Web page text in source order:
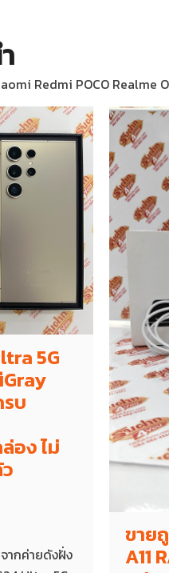
Redmi POCO Realme
5G
Gray
บ
อง ไม่
ากค่ายดังฝั่ง
ขาย
A11